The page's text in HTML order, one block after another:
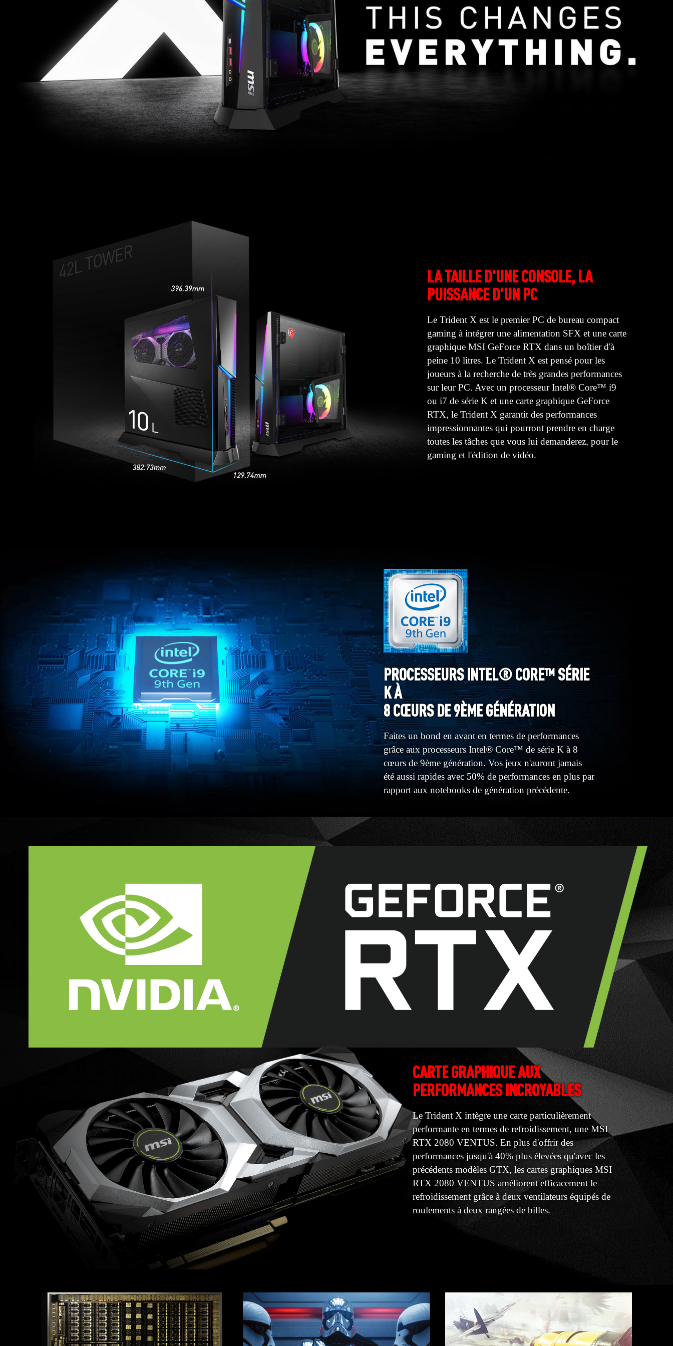
LA TAILLE D'UNE CONSOLE, LA
PUISSANCE D'UN PC
Le Trident X est le premier PC de bureau compact
gaming à intégrer une alimentation SFX et une carte
graphique MSI GeForce RTX dans un boîtier d'à
peine 10 litres. Le Trident X est pensé pour les
joueurs à la recherche de très grandes performances
sur leur PC. Avec un processeur Intel® Core™ i9
ou i7 de série K et une carte graphique GeForce
RTX, le Trident X garantit des performances
impressionnantes qui pourront prendre en charge
toutes les tâches que vous lui demanderez, pour le
gaming et l'édition de vidéo.
PROCESSEURS INTEL® CORE™ SÉRIE
K À
8 CŒURS DE 9ÈME GÉNÉRATION
Faites un bond en avant en termes de performances
grâce aux processeurs Intel® Core™ de série K à 8
cœurs de 9ème génération. Vos jeux n'auront jamais
été aussi rapides avec 50% de performances en plus par
rapport aux notebooks de génération précédente.
CARTE GRAPHIQUE AUX
PERFORMANCES INCROYABLES
Le Trident X intègre une carte particulièrement
performante en termes de refroidissement, une MSI
RTX 2080 VENTUS. En plus d'offrir des
performances jusqu'à 40% plus élevées qu'avec les
précédents modèles GTX, les cartes graphiques MSI
RTX 2080 VENTUS améliorent efficacement le
refroidissement grâce à deux ventilateurs équipés de
roulements à deux rangées de billes.